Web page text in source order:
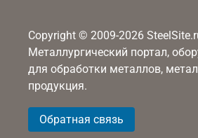
Copyright © 2009-2026
Металлургический портал,
для обработки металлов,
продукция.
Обратная связь